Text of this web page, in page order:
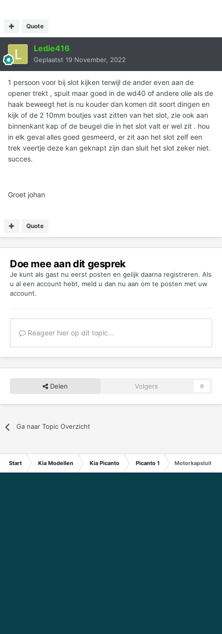
Quote
Ledie416
Geplaatst 19 November, 2022
1 persoon voor bij slot kijken terwijl de ander even aan de
opener trekt , spuit maar goed in de wd40 of andere olie als de
haak beweegt het is nu kouder dan komen dit soort dingen en
kijk of de 2 10mm boutjes vast zitten van het slot, zie ook aan
binnenkant kap of de beugel die in het slot valt er wel zit . hou
in elk geval alles goed gesmeerd, er zit aan het slot zelf een
trek veertje deze kan geknapt zijn dan sluit het slot zeker niet.
succes.
Groet johan
Quote
Doe mee aan dit gesprek
Je kunt als gast nu eerst posten en gelijk daarna registreren. Als
u al een account hebt, meld u dan nu aan om te posten met uw
account.
Reageer hier op dit topic...
Delen Volgers 0
Ga naar Topic Overzicht
Start Kia Modellen Kia Picanto Picanto 1 Motorkapsluiting